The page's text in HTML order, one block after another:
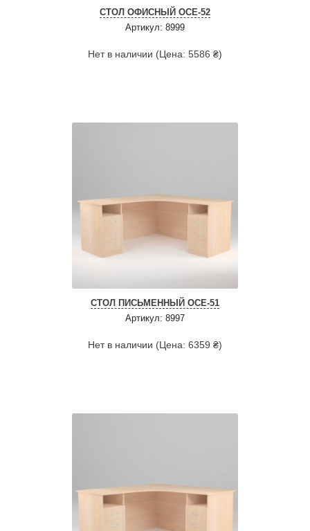
СТОЛ ОФИСНЫЙ ОСЕ-52
Артикул: 8999
Нет в наличии (Цена: 5586 ₴)
СТОЛ ПИСЬМЕННЫЙ ОСЕ-51
Артикул: 8997
Нет в наличии (Цена: 6359 ₴)